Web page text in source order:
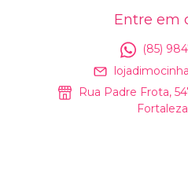
Entre em
(85)
Rua Padre Frota,